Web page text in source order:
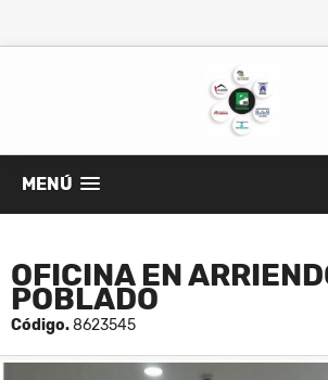
MENÚ
OFICINA EN
POBLADO
Código.8623545